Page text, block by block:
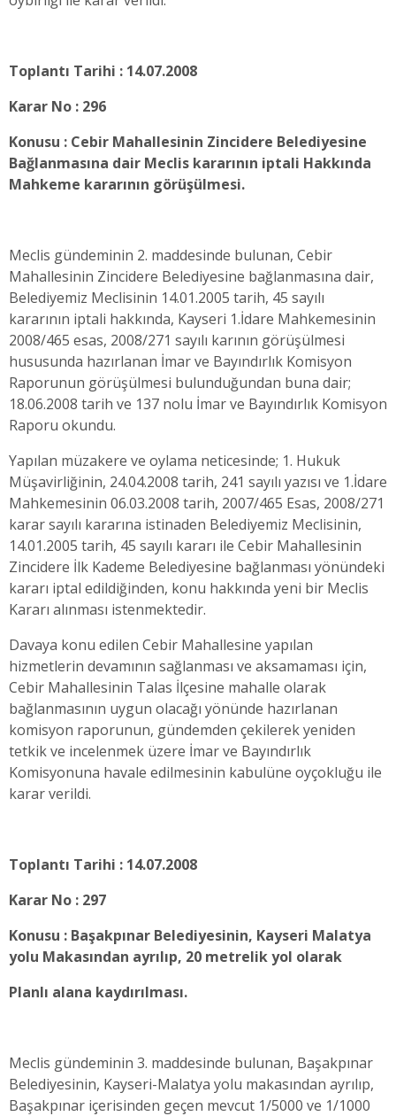
Toplantı Tarihi : 14.07.2008
Karar No : 296
Konusu : Cebir Mahallesinin Zincidere Belediyesine
Bağlanmasına dair Meclis kararının iptali Hakkında
Mahkeme kararının görüşülmesi.
Meclis gündeminin 2. maddesinde bulunan, Cebir
Mahallesinin Zincidere Belediyesine bağlanmasına dair,
Belediyemiz Meclisinin 14.01.2005 tarih, 45 sayılı
kararının iptali hakkında, Kayseri 1.İdare Mahkemesinin
2008/465 esas, 2008/271 sayılı karının görüşülmesi
hususunda hazırlanan İmar ve Bayındırlık Komisyon
Raporunun görüşülmesi bulunduğundan buna dair;
18.06.2008 tarih ve 137 nolu İmar ve Bayındırlık Komisyon
Raporu okundu.
Yapılan müzakere ve oylama neticesinde; 1. Hukuk
Müşavirliğinin, 24.04.2008 tarih, 241 sayılı yazısı ve 1.İdare
Mahkemesinin 06.03.2008 tarih, 2007/465 Esas, 2008/271
karar sayılı kararına istinaden Belediyemiz Meclisinin,
14.01.2005 tarih, 45 sayılı kararı ile Cebir Mahallesinin
Zincidere İlk Kademe Belediyesine bağlanması yönündeki
kararı iptal edildiğinden, konu hakkında yeni bir Meclis
Kararı alınması istenmektedir.
Davaya konu edilen Cebir Mahallesine yapılan
hizmetlerin devamının sağlanması ve aksamaması için,
Cebir Mahallesinin Talas İlçesine mahalle olarak
bağlanmasının uygun olacağı yönünde hazırlanan
komisyon raporunun, gündemden çekilerek yeniden
tetkik ve incelenmek üzere İmar ve Bayındırlık
Komisyonuna havale edilmesinin kabulüne oyçokluğu ile
karar verildi.
Toplantı Tarihi : 14.07.2008
Karar No : 297
Konusu : Başakpınar Belediyesinin, Kayseri Malatya
yolu Makasından ayrılıp, 20 metrelik yol olarak
Planlı alana kaydırılması.
Meclis gündeminin 3. maddesinde bulunan, Başakpınar
Belediyesinin, Kayseri-Malatya yolu makasından ayrılıp,
Başakpınar içerisinden geçen mevcut 1/5000 ve 1/1000